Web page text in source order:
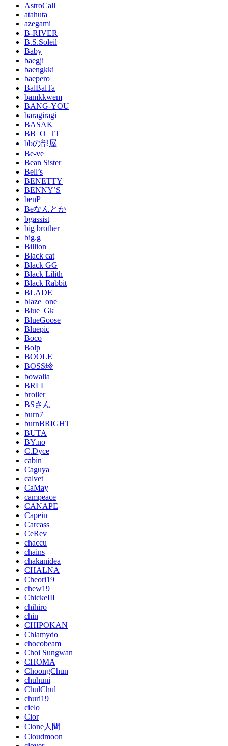
AstroCall
atahuta
azegami
B-RIVER
B.S.Soleil
Baby
baegji
baengkki
baepero
BalBalTa
bamkkwem
BANG-YOU
baragiragi
BASAK
BB_O_TT
bbの部屋
Be-ve
Bean Sister
Bell’s
BENETTY
BENNY’S
benP
Beなんとか
bgassist
big brother
big.g
Billion
Black cat
Black GG
Black Lilith
Black Rabbit
BLADE
blaze_one
Blue_Gk
BlueGoose
Bluepic
Boco
Bolp
BOOLE
BOSS珍
bowalia
BRLL
broiler
BSさん
burn7
burnBRIGHT
BUTA
BY.no
C.Dyce
cabin
Caguya
calvet
CaMay
campeace
CANAPE
Capein
Carcass
CeRev
chaccu
chains
chakanidea
CHALNA
Cheori19
chew19
ChickeIII
chihiro
chin
CHIPOKAN
Chlamydo
chocobeam
Choi Sungwan
CHOMA
ChoongChun
chuhuni
ChulChul
churi19
cielo
Cior
Clone人間
Cloudmoon